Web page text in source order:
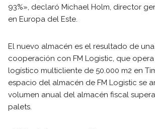
93%», declaró Michael Holm, director
en Europa del Este.
El nuevo almacén es el resultado de
cooperación con FM Logistic, que
logístico multicliente de 50.000 m2 en
espacio del almacén de FM Logistic se
volumen anual del almacén fiscal
palets.